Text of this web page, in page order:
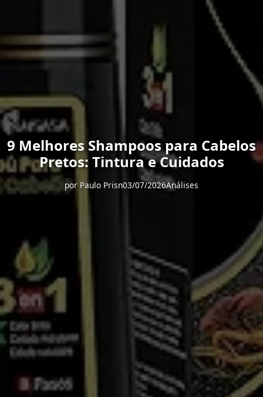
9 Melhores Shampoos para Cabelos
Pretos: Tintura e Cuidados
por Paulo Prisn03/07/2026Análises